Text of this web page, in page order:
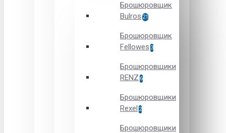
Брошюровщик
Bulros 21
Брошюровщик
Fellowes 3
Брошюровщики
RENZ 6
Брошюровщики
Rexel 2
Брошюровщики